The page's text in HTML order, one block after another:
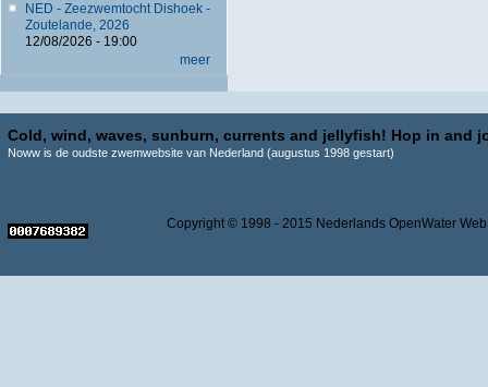
NED - Zeezwemtocht Dishoek -
Zoutelande, 2026
12/08/2026 - 19:00
meer
Cold, wind, waves, sunburn, currents and jellyfish! Hop in and
Noww is de oudste zwemwebsite van Nederland (augustus 1998 gestart)
Copyright © 1998 - 2015 Nederlands OpenWater